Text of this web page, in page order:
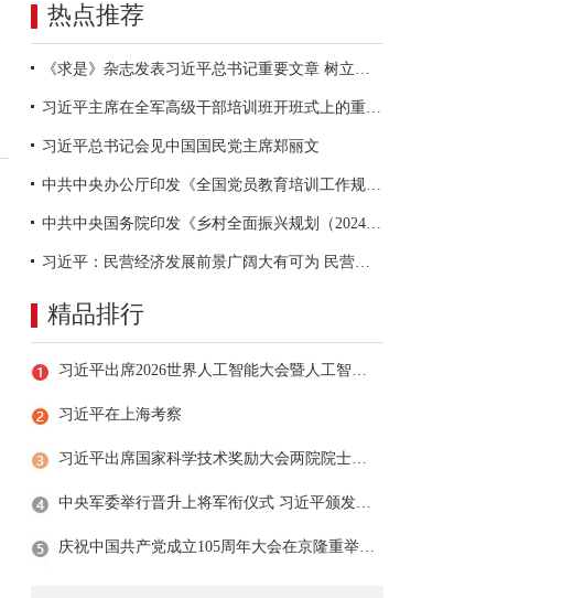
热点推荐
《求是》杂志发表习近平总书记重要文章 树立和践行正确政绩观
习近平主席在全军高级干部培训班开班式上的重要讲话引领全军开展思想整风、深化政治整训
习近平总书记会见中国国民党主席郑丽文
中共中央办公厅印发《全国党员教育培训工作规划（2024－2028年）》
中共中央国务院印发《乡村全面振兴规划（2024—2027年）》
习近平：民营经济发展前景广阔大有可为 民营企业和民营企业家大显身手正当其时
精品排行
习近平出席2026世界人工智能大会暨人工智能全球治理高级别会议开幕式并发表主旨讲话
习近平在上海考察
习近平出席国家科学技术奖励大会两院院士大会中国科协第十一次全国代表大会并发表重要讲话
中央军委举行晋升上将军衔仪式 习近平颁发命令状并向晋衔的军官表示祝贺
庆祝中国共产党成立105周年大会在京隆重举行 习近平发表重要讲话